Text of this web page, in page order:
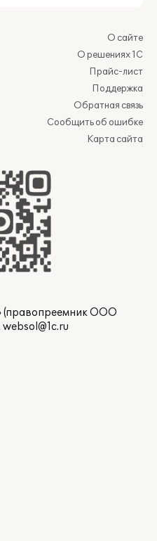
О сайте
О решениях 1С
Прайс-лист
Поддержка
Обратная связь
Сообщить об ошибке
Карта сайта
(правопреемник ООО
websol@1c.ru